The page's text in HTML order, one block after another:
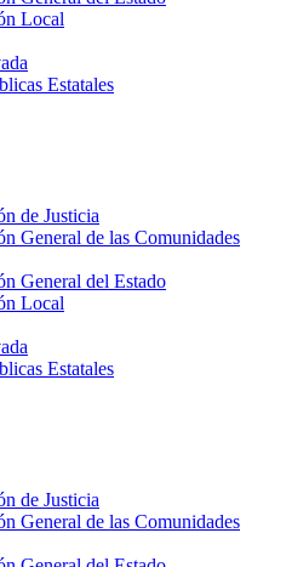
Local
Estatales
de Justicia
General de las Comunidades
General del Estado
Local
Estatales
de Justicia
General de las Comunidades